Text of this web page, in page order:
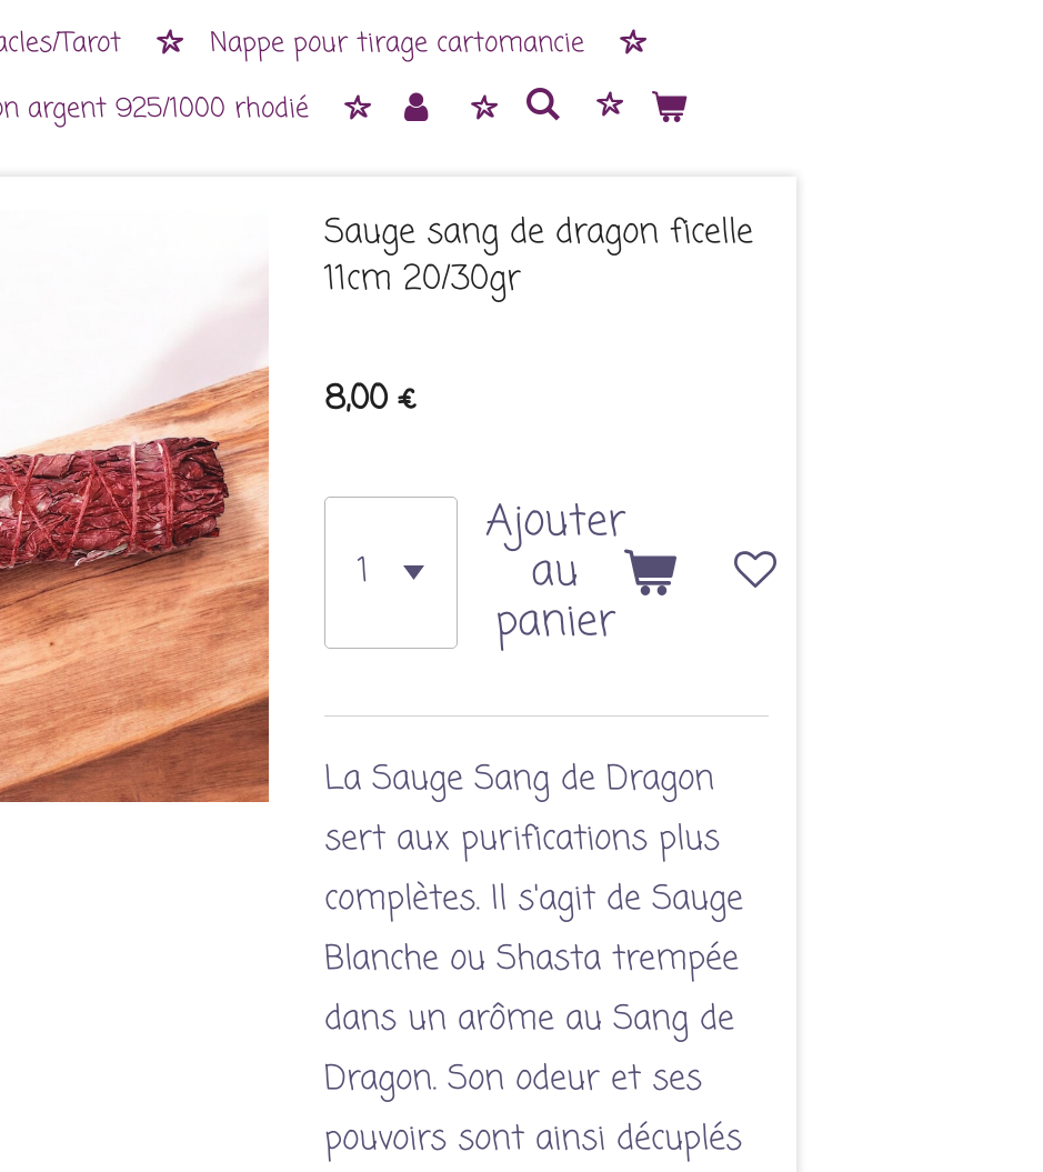
Tarot
Nappe pour tirage cartomancie
argent 925/1000 rhodié
Sauge sang de dragon ficelle
11cm 20/30gr
8,00 €
Ajouter
au
panier
La Sauge Sang de Dragon
sert aux purifications plus
complètes. Il s'agit de Sauge
Blanche ou Shasta trempée
dans un arôme au Sang de
Dragon. Son odeur et ses
pouvoirs sont ainsi décuplés